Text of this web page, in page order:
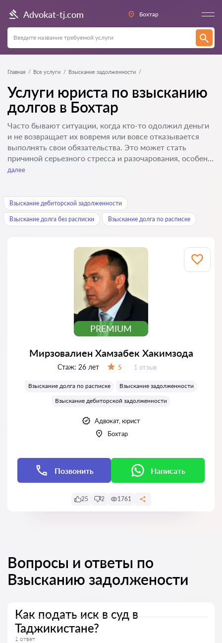
Advokat-tj.com Бохтар
Главная Все услуги Взыскание задолженности
Услуги юриста по взысканию
долгов в Бохтар
Часто бывают ситуации, когда кто-то одолжил деньги
и не возвращает их вовремя или вовсе отказывается
выполнять свои обязательства. Это может стать
причиной серьезного стресса и разочарования, особен...
далее
Взыскание дебиторской задолженности
Взыскание долга без расписки Взыскание долга по расписке
PREMIUM
Мирзовалиен Хамзабек Хакимзода
Стаж: 26 лет 5 Отзывов:
1 отзыв
Взыскание долга по расписке
Взыскание задолженности
Взыскание дебиторской задолженности
Адвокат, юрист
Бохтар
Позвонить Написать
25 2 1761
Вопросы и ответы по
Взысканию задолжености
Как подать иск в суд в
Таджикистане?
1 ответ